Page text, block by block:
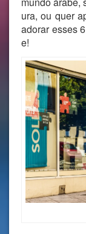
ura, ou quer
adorar esses
e!